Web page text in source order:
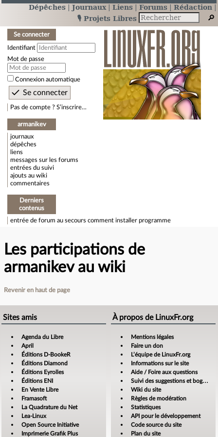
Dépêches Journaux Liens Forums
Rédaction
🎙️ Projets Libres
Se connecter
Identifiant
Mot de passe
Connexion automatique
Pas de compte ? S’inscrire…
armanikev
journaux
dépêches
liens
messages sur les forums
entrées du suivi
ajouts au wiki
commentaires
Derniers
contenus
entrée de forum au secours comment installer programme
Les participations de
armanikev au wiki
Revenir en haut de page
Sites amis
Agenda du Libre
April
Éditions D-BookeR
Éditions Diamond
Éditions Eyrolles
Éditions ENI
En Vente Libre
Framasoft
La Quadrature du Net
Lea-Linux
Open Source Initiative
Imprimerie Grafik Plus
À propos de LinuxFr.org
Mentions légales
Faire un don
L’équipe de LinuxFr.org
Informations sur le site
Aide / Foire aux questions
Suivi des suggestions et bogues
Wiki du site
Règles de modération
Statistiques
API pour le développement
Code source du site
Plan du site